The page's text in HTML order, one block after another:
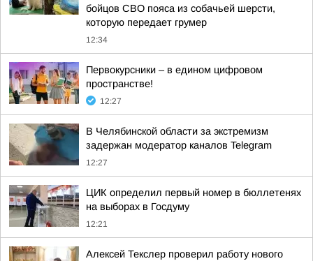
бойцов СВО пояса из собачьей шерсти,
которую передает грумер
12:34
Первокурсники – в едином цифровом
пространстве!
12:27
В Челябинской области за экстремизм
задержан модератор каналов Telegram
12:27
ЦИК определил первый номер в бюллетенях
на выборах в Госдуму
12:21
Алексей Текслер проверил работу нового